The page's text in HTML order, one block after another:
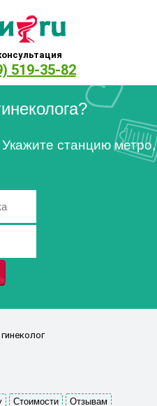
519-35-82
станцию метро,
Стоимости
Отзывам